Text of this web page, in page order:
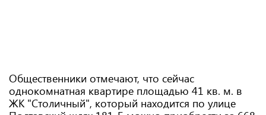
Общественники отмечают, что сейчас
однокомнатная квартире площадью 41 кв. м. в
ЖК "Столичный", который находится по улице